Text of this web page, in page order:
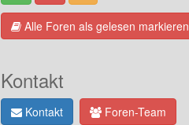
Alle Foren als gelesen markieren
Kontakt
Kontakt Foren-Team